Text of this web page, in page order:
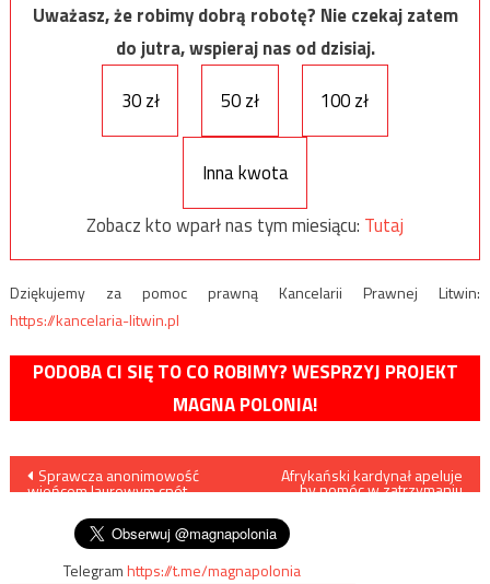
Uważasz, że robimy dobrą robotę? Nie czekaj zatem
do jutra, wspieraj nas od dzisiaj.
30 zł
50 zł 100 zł
Inna kwota
Zobacz kto wparł nas tym miesiącu: Tutaj
Dziękujemy za pomoc prawną Kancelarii Prawnej Litwin:
https://kancelaria-litwin.pl
PODOBA CI SIĘ TO CO ROBIMY? WESPRZYJ PROJEKT
MAGNA POLONIA!
Nawigacja
wpisu
Sprawcza anonimowość
wieńcem laurowym cnót
Afrykański kardynał apeluje
by pomóc w zatrzymaniu
Telegramhttps://t.me/magnapolonia